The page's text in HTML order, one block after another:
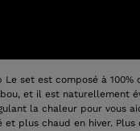
Le set est composé à 100%
et il est naturellement
la chaleur pour vous
et plus chaud en hiver. Plus